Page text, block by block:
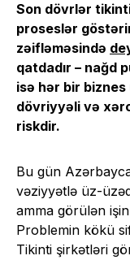
Son dövrlər
proseslər
zəifləməsində
qatdadır – nağd
isə hər bir
dövriyyəli və
riskdir.
Bu gün
vəziyyətlə üz-
amma görülən işin
Problemin kökü
Tikinti şirkətləri